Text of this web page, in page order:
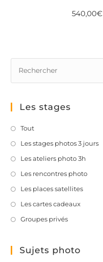
540,00€
Les stages
Tout
Les stages photos 3 jours
Les ateliers photo 3h
Les rencontres photo
Les places satellites
Les cartes cadeaux
Groupes privés
Sujets photo